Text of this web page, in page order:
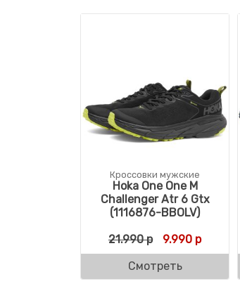
Кроссовки мужские
Hoka One One M
Challenger Atr 6 Gtx
(1116876-BBOLV)
21.990р 9.990 р
Смотреть